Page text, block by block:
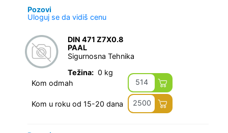
Pozovi
Uloguj se da vidiš cenu
DIN 471 Z7X0.8
PAAL
Sigurnosna Tehnika
Težina: 0 kg
Kom odmah
514
Kom u roku od 15-20 dana 2500